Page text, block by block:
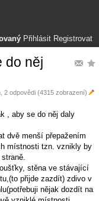
Přihlásit Registrovat
do něj
, 2 odpovědi (4315 zobrazení)
, aby se do něj daly
dvě menší přepažením
místnosti tzn. vznikly by
stěna ve stávající
přijde zazdít) zdivo v
nějak dozdít na